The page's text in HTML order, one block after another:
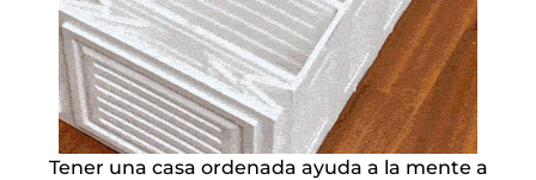
Tener una casa ordenada ayuda a la mente a